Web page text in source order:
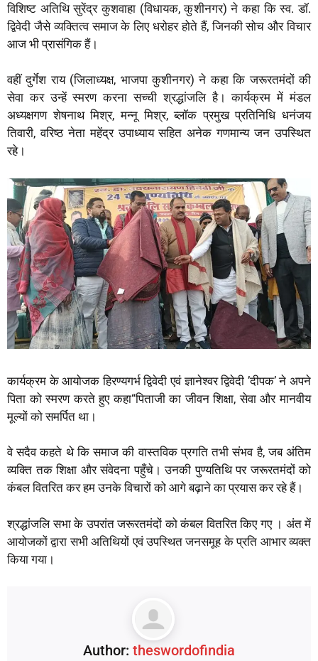
विशिष्ट अतिथि सुरेंद्र कुशवाहा (विधायक, कुशीनगर) ने कहा कि स्व. डॉ.
द्विवेदी जैसे व्यक्तित्व समाज के लिए धरोहर होते हैं, जिनकी सोच और विचार
आज भी प्रासंगिक हैं।
वहीं दुर्गेश राय (जिलाध्यक्ष, भाजपा कुशीनगर) ने कहा कि जरूरतमंदों की
सेवा कर उन्हें स्मरण करना सच्ची श्रद्धांजलि है। कार्यक्रम में मंडल
अध्यक्षगण शेषनाथ मिश्र, मन्नू मिश्र, ब्लॉक प्रमुख प्रतिनिधि धनंजय
तिवारी, वरिष्ठ नेता महेंद्र उपाध्याय सहित अनेक गणमान्य जन उपस्थित
रहे।
कार्यक्रम के आयोजक हिरण्यगर्भ द्विवेदी एवं ज्ञानेश्वर द्विवेदी ’दीपक’ ने अपने
पिता को स्मरण करते हुए कहा“पिताजी का जीवन शिक्षा, सेवा और मानवीय
मूल्यों को समर्पित था।
वे सदैव कहते थे कि समाज की वास्तविक प्रगति तभी संभव है, जब अंतिम
व्यक्ति तक शिक्षा और संवेदना पहुँचे। उनकी पुण्यतिथि पर जरूरतमंदों को
कंबल वितरित कर हम उनके विचारों को आगे बढ़ाने का प्रयास कर रहे हैं।
श्रद्धांजलि सभा के उपरांत जरूरतमंदों को कंबल वितरित किए गए । अंत में
आयोजकों द्वारा सभी अतिथियों एवं उपस्थित जनसमूह के प्रति आभार व्यक्त
किया गया।
Author: theswordofindia